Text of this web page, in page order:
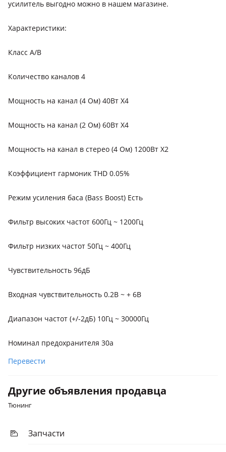
усилитель выгодно можно в нашем магазине.
Характеристики:
Класс A/B
Количество каналов 4
Мощность на канал (4 Ом) 40Вт X4
Мощность на канал (2 Ом) 60Вт X4
Мощность на канал в стерео (4 Ом) 1200Вт X2
Коэффициент гармоник THD 0.05%
Режим усиления баса (Bass Boost) Есть
Фильтр высоких частот 600Гц ~ 1200Гц
Фильтр низких частот 50Гц ~ 400Гц
Чувствительность 96дБ
Bходнaя чувствительность 0.2В ~ + 6В
Диапaзон частот (+/-2дБ) 10Гц ~ 30000Гц
Номинaл прeдoхpанителя 30а
Перевести
Другие объявления продавца
Тюнинг
Запчасти